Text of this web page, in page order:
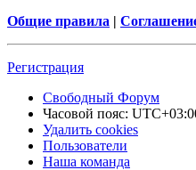
Общие правила |
Регистрация
Свободный Форум
Часовой пояс:
Удалить cookies
Пользователи
Наша команда